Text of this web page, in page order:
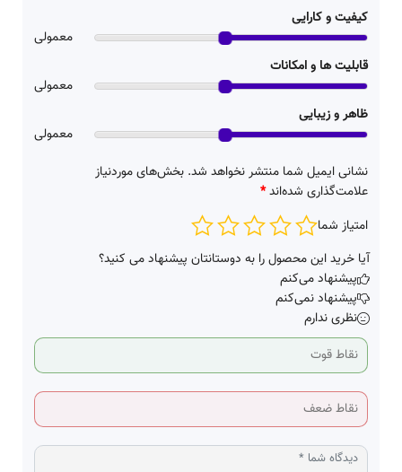
کیفیت و کارایی
معمولی
قابلیت ها و امکانات
معمولی
ظاهر و زیبایی
معمولی
نشانی ایمیل شما منتشر نخواهد شد. بخش‌های موردنیاز
علامت‌گذاری شده‌اند*
امتیاز شما
آیا خرید این محصول را به دوستانتان پیشنهاد می کنید؟
پیشنهاد می‌کنم
پیشنهاد نمی‌کنم
نظری ندارم